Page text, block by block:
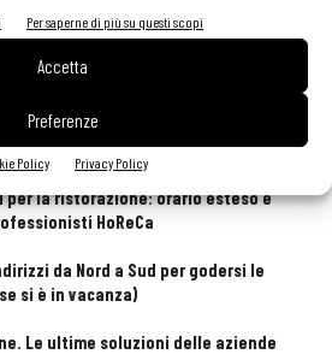
Per saperne di più su questi scopi
Accetta
Preferenze
Policy Privacy Policy
per la ristorazione: orario esteso e
HoReCa
da Nord a Sud per godersi le
si è in vacanza)
Le ultime soluzioni delle aziende